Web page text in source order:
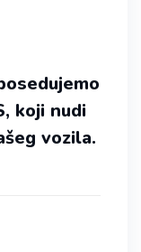
koji nudi
vozila.